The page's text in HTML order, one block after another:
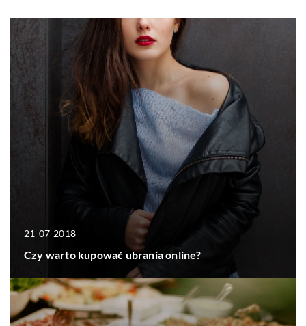
21-07-2018
Czy warto kupować ubrania online?